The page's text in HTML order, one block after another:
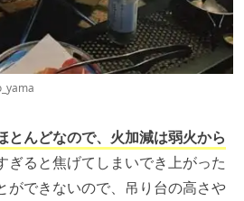
とんどなので、火加減は弱火から
ぎると焦げてしまいでき上がった
ができないので、吊り台の高さや